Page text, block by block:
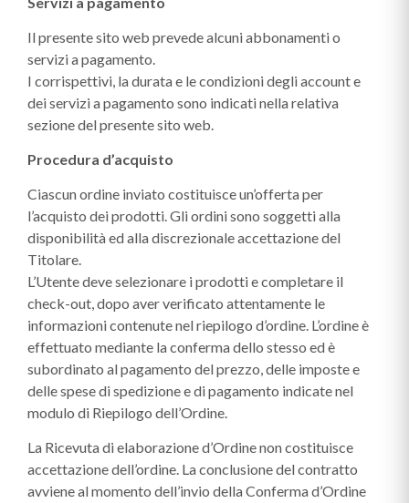
Il presente sito web prevede alcuni abbonamenti o
servizi a pagamento.
I corrispettivi, la durata e le condizioni degli account e
dei servizi a pagamento sono indicati nella relativa
sezione del presente sito web.
Procedura d’acquisto
Ciascun ordine inviato costituisce un’offerta per
l’acquisto dei prodotti. Gli ordini sono soggetti alla
disponibilità ed alla discrezionale accettazione del
Titolare.
L’Utente deve selezionare i prodotti e completare il
check-out, dopo aver verificato attentamente le
informazioni contenute nel riepilogo d’ordine. L’ordine è
effettuato mediante la conferma dello stesso ed è
subordinato al pagamento del prezzo, delle imposte e
delle spese di spedizione e di pagamento indicate nel
modulo di Riepilogo dell’Ordine.
La Ricevuta di elaborazione d’Ordine non costituisce
accettazione dell’ordine. La conclusione del contratto
avviene al momento dell’invio della Conferma d’Ordine